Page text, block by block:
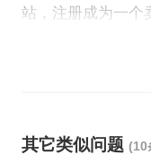
站，注册成为一个
写，包括商业信
在"Add Products"
了。 请注意，申请入驻Walmart Marketplace需要满
其它类似问题 (10